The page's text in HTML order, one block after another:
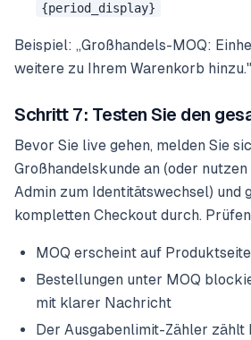
{period_display}
Beispiel: „Großhandels-MOQ:
weitere zu Ihrem Warenkorb hinzu."
Schritt 7: Testen Sie den
Bevor Sie live gehen, melden Sie
Großhandelskunde an (oder
Admin zum Identitätswechsel) und
kompletten Checkout durch.
MOQ erscheint auf
Bestellungen unter MOQ
mit klarer Nachricht
Der Ausgabenlimit-Zähler